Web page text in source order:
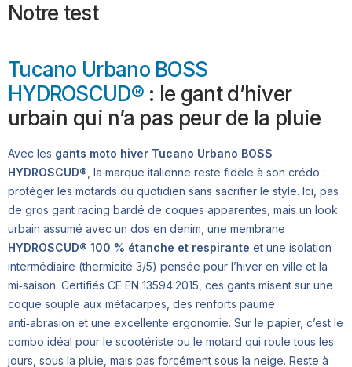
Notre test
Tucano Urbano BOSS
HYDROSCUD®: le gant d’hiver
urbain qui n’a pas peur de la pluie
Avec les gants moto hiver Tucano Urbano BOSS
HYDROSCUD® , la marque italienne reste fidèle à son crédo :
protéger les motards du quotidien sans sacrifier le style. Ici, pas
de gros gant racing bardé de coques apparentes, mais un look
urbain assumé avec un dos en denim, une membrane
HYDROSCUD® 100 % étanche et respirante et une isolation
intermédiaire (thermicité 3/5) pensée pour l’hiver en ville et la
mi‑saison. Certifiés CE EN 13594:2015, ces gants misent sur une
coque souple aux métacarpes, des renforts paume
anti‑abrasion et une excellente ergonomie. Sur le papier, c’est le
combo idéal pour le scootériste ou le motard qui roule tous les
jours, sous la pluie, mais pas forcément sous la neige. Reste à